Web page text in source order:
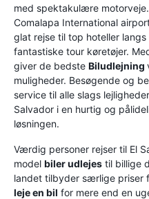
med spektakulære
Comalapa International
glat rejse til top hoteller
fantastiske tour køretøjer.
giver de bedste Biludlejning
muligheder. Besøgende og
service til alle slags lejligheder
Salvador i en hurtig og
løsningen.
Værdig personer rejser til El
model biler udlejes til billige
landet tilbyder særlige priser
leje en bil for mere end en